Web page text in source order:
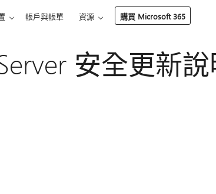
帳戶與帳單 資源 購買 Microsoft 365
安全更新